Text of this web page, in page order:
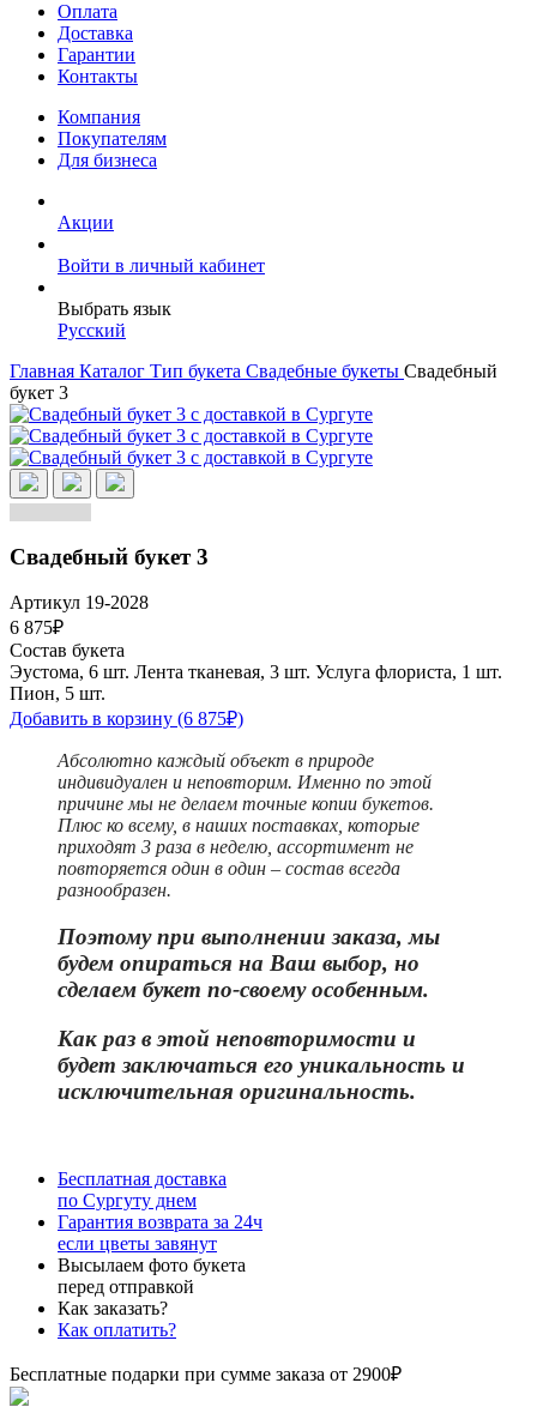
Оплата
Доставка
Гарантии
Контакты
Компания
Покупателям
Для бизнеса
Акции
Войти в личный кабинет
Выбрать язык
Русский
Главная Каталог Тип букета Свадебные букеты Свадебный
букет 3
Свадебный букет 3
Артикул 19-2028
6 875₽
Состав букета
Эустома, 6 шт. Лента тканевая, 3 шт. Услуга флориста, 1 шт.
Пион, 5 шт.
Добавить в корзину (6 875₽)
Абсолютно каждый объект в природе
индивидуален и неповторим. Именно по этой
причине мы не делаем точные копии букетов.
Плюс ко всему, в наших поставках, которые
приходят 3 раза в неделю, ассортимент не
повторяется один в один – состав всегда
разнообразен.
Поэтому при выполнении заказа, мы
будем опираться на Ваш выбор, но
сделаем букет по-своему особенным.
Как раз в этой неповторимости и
будет заключаться его уникальность и
исключительная оригинальность.
Бесплатная доставка
по Сургуту днем
Гарантия возврата за 24ч
если цветы завянут
Высылаем фото букета
перед отправкой
Как заказать?
Как оплатить?
Бесплатные подарки при сумме заказа от 2900₽